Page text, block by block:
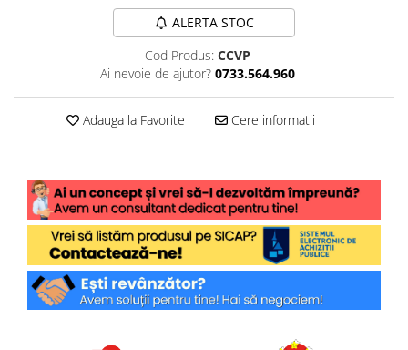
ALERTA STOC
Cod Produs: CCVP
Ai nevoie de ajutor? 0733.564.960
Adauga la Favorite Cere informatii